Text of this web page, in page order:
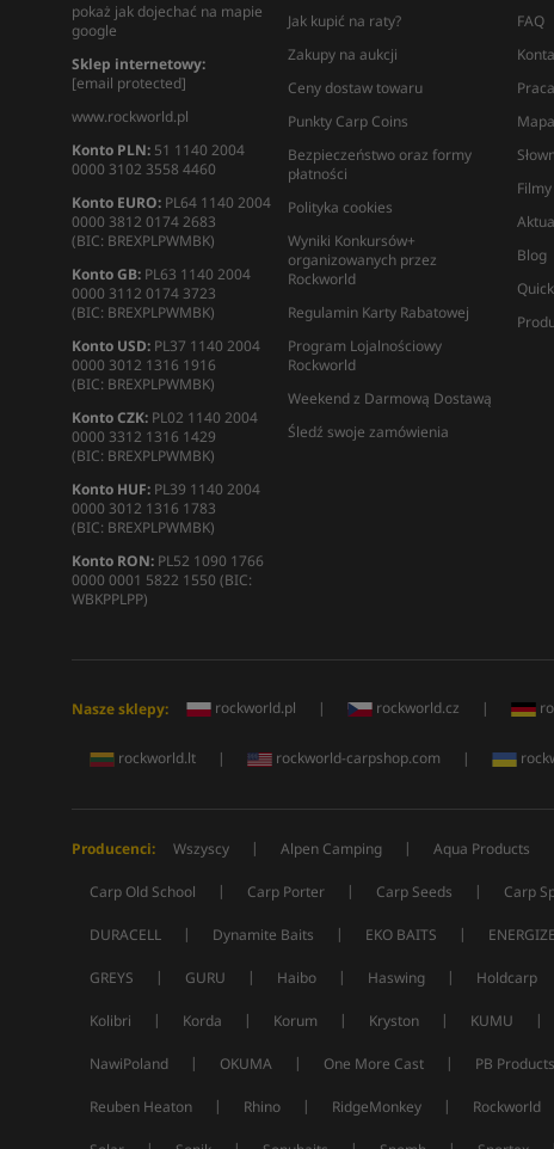
pokaż jak dojechać na mapie
google
Sklep internetowy:
[email protected]
www.rockworld.pl
Konto PLN:51 1140 2004
0000 3102 3558 4460
Konto EURO:PL64 1140 2004
0000 3812 0174 2683
(BIC: BREXPLPWMBK)
Konto GB:PL63 1140 2004
0000 3112 0174 3723
(BIC: BREXPLPWMBK)
Konto USD:PL37 1140 2004
0000 3012 1316 1916
(BIC: BREXPLPWMBK)
Konto CZK:PL02 1140 2004
0000 3312 1316 1429
(BIC: BREXPLPWMBK)
Konto HUF:PL39 1140 2004
0000 3012 1316 1783
(BIC: BREXPLPWMBK)
Konto RON:PL52 1090 1766
0000 0001 5822 1550 (BIC:
WBKPPLPP)
Jak kupić na raty?
Zakupy na aukcji
Ceny dostaw towaru
Punkty Carp Coins
Bezpieczeństwo oraz formy
płatności
Polityka cookies
Wyniki Konkursów+
organizowanych przez
Rockworld
Regulamin Karty Rabatowej
Program Lojalnościowy
Rockworld
Weekend z Darmową Dostawą
Śledź swoje zamówienia
FAQ
Filmy
Blog
Nasze sklepy: rockworld.pl | rockworld.cz |
rockworld.lt | rockworld-carpshop.com |
Producenci: Wszyscy | Alpen Camping | Aqua Products
Carp Old School | Carp Porter | Carp Seeds | Carp
DURACELL | Dynamite Baits | EKO BAITS |
GREYS | GURU | Haibo | Haswing | Holdcarp
Kolibri | Korda | Korum | Kryston | KUMU |
NawiPoland | OKUMA | One More Cast | PB Products
Reuben Heaton | Rhino | RidgeMonkey | Rockworld